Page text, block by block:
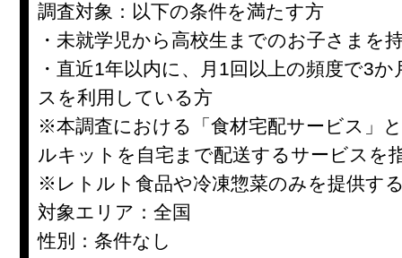
調査対象：以下の条件を満たす方
・未就学児から高校生までのお子さまを
・直近1年以内に、月1回以上の頻度で3
スを利用している方
※本調査における「食材宅配サービス」
ルキットを自宅まで配送するサービスを
※レトルト食品や冷凍惣菜のみを提供す
対象エリア：全国
性別：条件なし